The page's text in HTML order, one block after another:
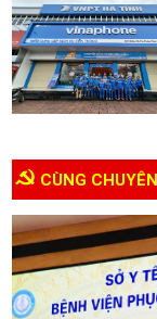
CÙNG